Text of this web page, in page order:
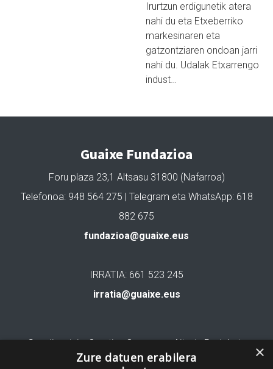
Irurtzun erdigunetik atera
nahi du eta Etxeberriko
markesinaren eta
gatzontziaren ondoan jarri
nahi du. Udalak Etxarrengo
indust…
Guaixe Fundazioa
Foru plaza 23,1 Altsasu 31800 (Nafarroa)
Telefonoa: 948 564 275 | Telegram eta WhatsApp: 618
882 675
fundazioa@guaixe.eus
IRRATIA: 661 523 245
irratia@guaixe.eus
Gure lizentzia: Creative Commons Aitortu Partekatu ×
Zure datuen erabilera